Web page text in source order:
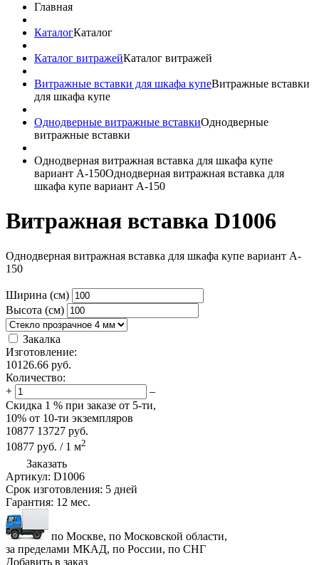
Главная
КаталогКаталог
Каталог витражейКаталог витражей
Витражные вставки для шкафа купеВитражные вставки
для шкафа купе
Однодверные витражные вставкиОднодверные
витражные вставки
Однодверная витражная вставка для шкафа купе
вариант A-150Однодверная витражная вставка для
шкафа купе вариант A-150
Витражная вставка D1006
Однодверная витражная вставка для шкафа купе вариант A-
150
Ширина (см)
Высота (см)
Закалка
Изготовление:
10126.66 руб.
Количество:
+
–
Скидка 1 % при заказе от 5-ти,
10% от 10-ти экземпляров
10877 13727 руб.
10877 руб. / 1 м2
Заказать
Артикул: D1006
Срок изготовления: 5 дней
Гарантия: 12 мес.
по Москве, по Московской области,
за пределами МКАД, по России, по СНГ
Добавить в заказ